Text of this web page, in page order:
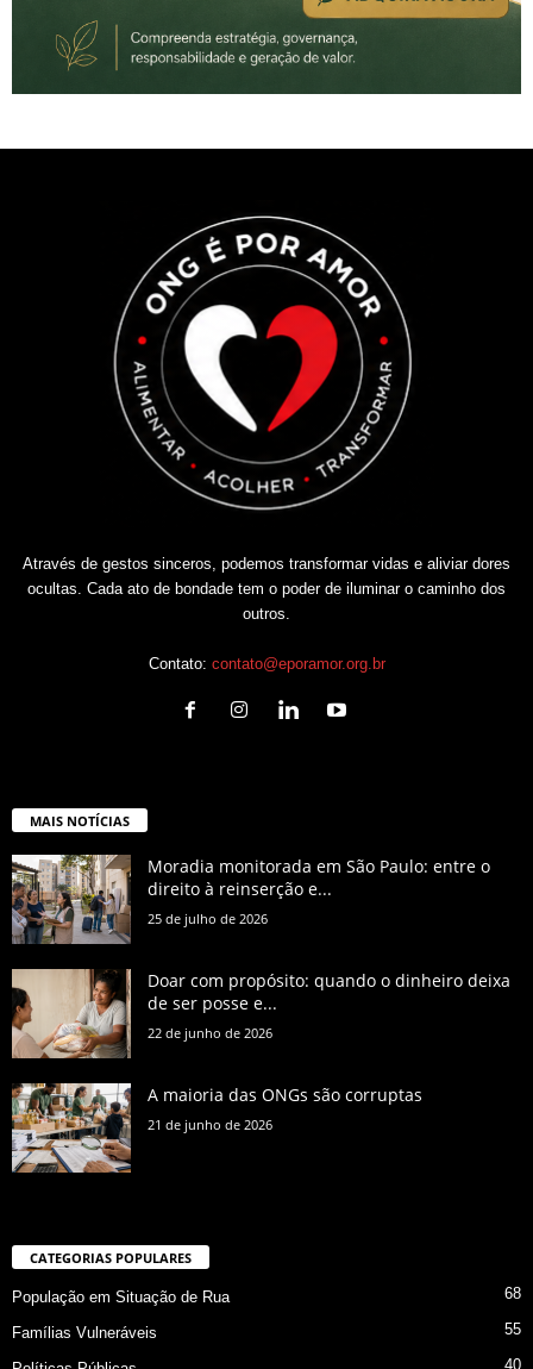
Através de gestos sinceros, podemos transformar vidas e aliviar dores
ocultas. Cada ato de bondade tem o poder de iluminar o caminho dos
outros.
Contato: contato@eporamor.org.br
MAIS NOTÍCIAS
Moradia monitorada em São Paulo: entre o
direito à reinserção e...
25 de julho de 2026
Doar com propósito: quando o dinheiro deixa
de ser posse e...
22 de junho de 2026
A maioria das ONGs são corruptas
21 de junho de 2026
CATEGORIAS POPULARES
População em Situação de Rua 68
Famílias Vulneráveis 55
40